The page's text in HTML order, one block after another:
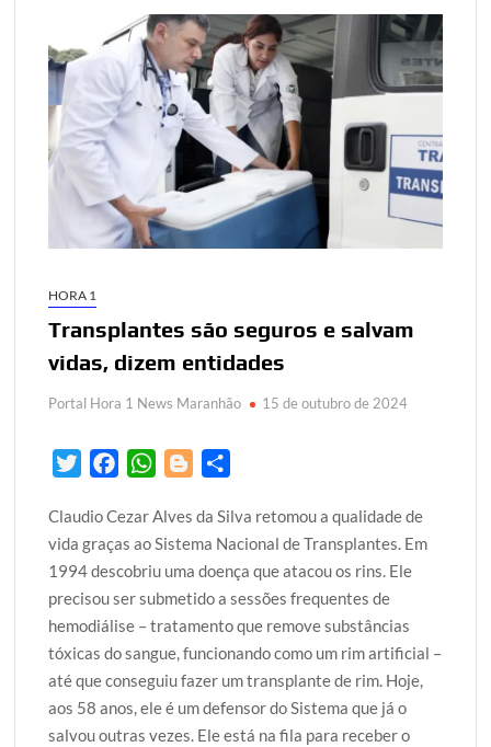
HORA 1
Transplantes são seguros e salvam
vidas, dizem entidades
Portal Hora 1 News Maranhão 15 de outubro de 2024
i
t
t
e
r
c
e
b
o
o
k
W
a
t
s
A
p
p
o
g
g
e
r
a
r
e
Claudio Cezar Alves da Silva retomou a qualidade de
vida graças ao Sistema Nacional de Transplantes. Em
1994 descobriu uma doença que atacou os rins. Ele
precisou ser submetido a sessões frequentes de
hemodiálise – tratamento que remove substâncias
tóxicas do sangue, funcionando como um rim artificial –
até que conseguiu fazer um transplante de rim. Hoje,
aos 58 anos, ele é um defensor do Sistema que já o
salvou outras vezes. Ele está na fila para receber o